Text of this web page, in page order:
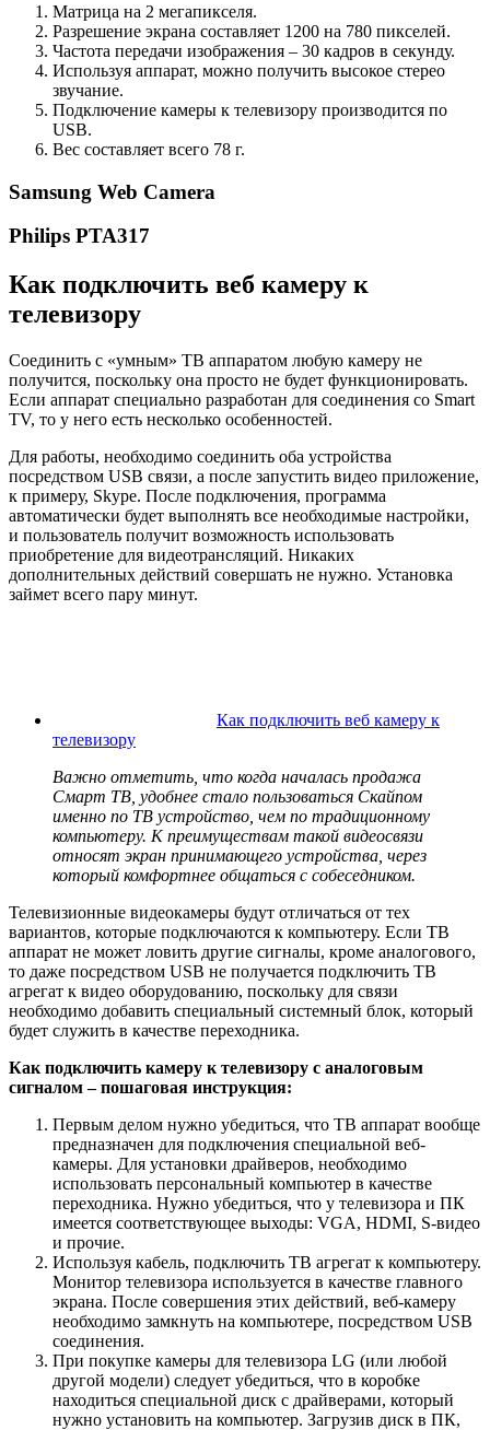
Матрица на 2 мегапикселя.
Разрешение экрана составляет 1200 на 780 пикселей.
Частота передачи изображения – 30 кадров в секунду.
Используя аппарат, можно получить высокое стерео
звучание.
Подключение камеры к телевизору производится по
USB.
Вес составляет всего 78 г.
Samsung Web Camera
Philips PTA317
Как подключить веб камеру к
телевизору
Соединить с «умным» ТВ аппаратом любую камеру не
получится, поскольку она просто не будет функционировать.
Если аппарат специально разработан для соединения со Smart
TV, то у него есть несколько особенностей.
Для работы, необходимо соединить оба устройства
посредством USB связи, а после запустить видео приложение,
к примеру, Skype. После подключения, программа
автоматически будет выполнять все необходимые настройки,
и пользователь получит возможность использовать
приобретение для видеотрансляций. Никаких
дополнительных действий совершать не нужно. Установка
займет всего пару минут.
Как подключить веб камеру к
телевизору
Важно отметить, что когда началась продажа
Смарт ТВ, удобнее стало пользоваться Скайпом
именно по ТВ устройство, чем по традиционному
компьютеру. К преимуществам такой видеосвязи
относят экран принимающего устройства, через
который комфортнее общаться с собеседником.
Телевизионные видеокамеры будут отличаться от тех
вариантов, которые подключаются к компьютеру. Если ТВ
аппарат не может ловить другие сигналы, кроме аналогового,
то даже посредством USB не получается подключить ТВ
агрегат к видео оборудованию, поскольку для связи
необходимо добавить специальный системный блок, который
будет служить в качестве переходника.
Как подключить камеру к телевизору с аналоговым
сигналом – пошаговая инструкция:
Первым делом нужно убедиться, что ТВ аппарат вообще
предназначен для подключения специальной веб-
камеры. Для установки драйверов, необходимо
использовать персональный компьютер в качестве
переходника. Нужно убедиться, что у телевизора и ПК
имеется соответствующее выходы: VGA, HDMI, S-видео
и прочие.
Используя кабель, подключить ТВ агрегат к компьютеру.
Монитор телевизора используется в качестве главного
экрана. После совершения этих действий, веб-камеру
необходимо замкнуть на компьютере, посредством USB
соединения.
При покупке камеры для телевизора LG (или любой
другой модели) следует убедиться, что в коробке
находиться специальной диск с драйверами, который
нужно установить на компьютер. Загрузив диск в ПК,